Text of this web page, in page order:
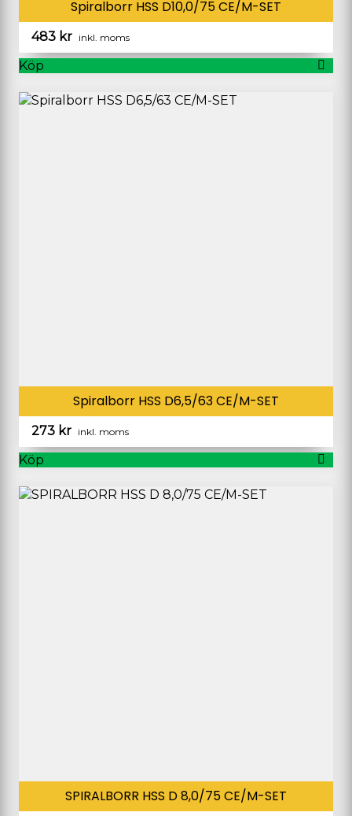
Spiralborr HSS D10,0/75 CE/M-SET
483 kr inkl. moms
Köp
Spiralborr HSS D6,5/63 CE/M-SET
273 kr inkl. moms
Köp
SPIRALBORR HSS D 8,0/75 CE/M-SET